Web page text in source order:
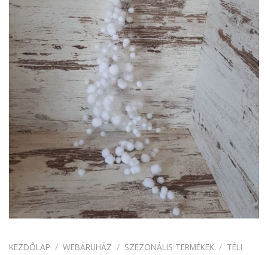
KEZDŐLAP / WEBÁRUHÁZ / SZEZONÁLIS TERMÉKEK / TÉLI